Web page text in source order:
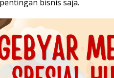
bisnis saja.